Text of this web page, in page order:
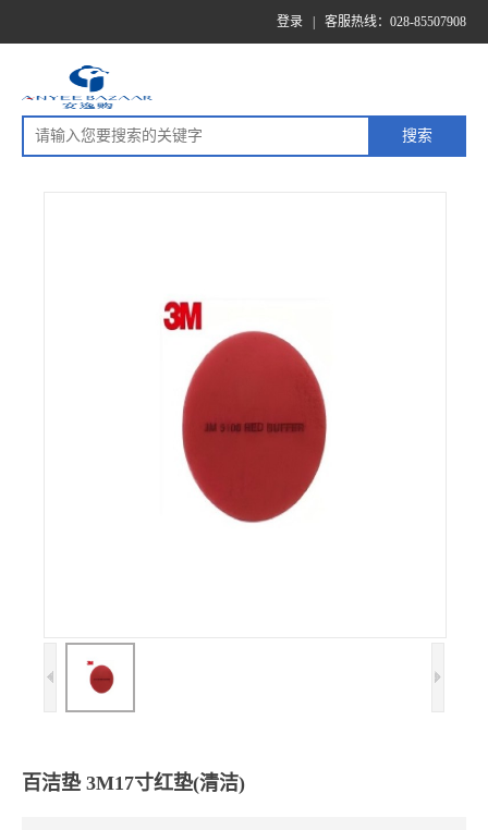
登录 客服热线：028-85507908
百洁垫 3M17寸红垫(清洁)